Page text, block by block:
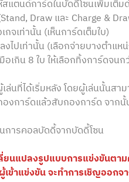
แตนด์การ์ดในบัดดี้โซนเพิ่มเติม
Draw และ Charge &
จเท่านั้น (เห็นการ์ดเต็มใบ)
ไปเท่านั้น (เลือกจ่ายบางตำแหน่
เกิน 8 ใบ ให้เลือกทิ้งการ์ดจน
นที่ได้เริ่มหลัง โดยผู้เล่นนั้นส
องการ์ดแล้วสับกองการ์ด จา
การคอลบัดดี้จากบัดดี้โซน
นแปลงรูปแบบการแข่งขันตา
าแข่งขัน จะทำการเชิญออกจ